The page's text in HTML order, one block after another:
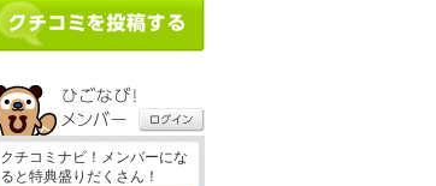
クチコミナビ！メンバーにな
ると特典盛りだくさん！